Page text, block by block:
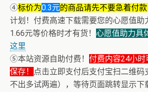
④标价为0.3元的商品请先不要急着付款
计划！付费高速下载需要您的心愿值助
1.66元等价格时才有货！ 心愿值助力具
这里
⑤本站资源自助付费！ 付费内容24小时
保存！
点击立即支付后支付宝扫二维码
不出多试两遍），等待页面跳转显示下